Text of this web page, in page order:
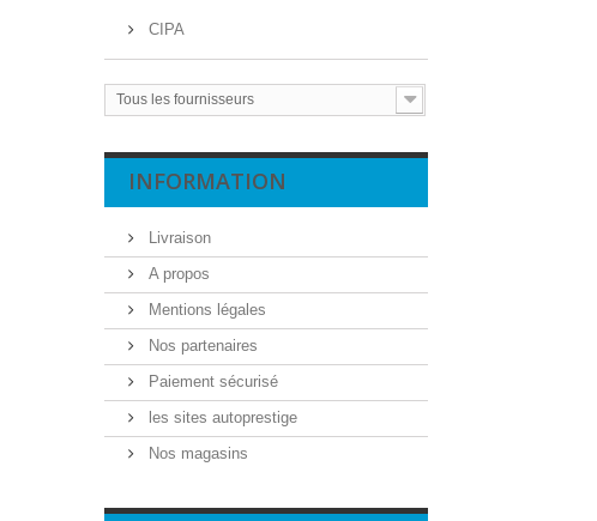
CIPA
Tous les fournisseurs
INFORMATION
Livraison
A propos
Mentions légales
Nos partenaires
Paiement sécurisé
les sites autoprestige
Nos magasins